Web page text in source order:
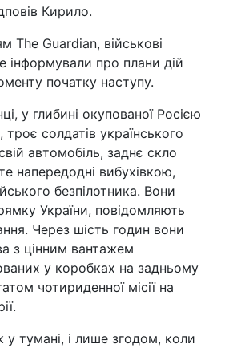
Кирило.
The Guardian, військові
інформували про плани дій
початку наступу.
у глибині окупованої Росією
троє солдатів українського
автомобіль, заднє скло
напередодні вибухівкою,
безпілотника. Вони
України, повідомляють
Через шість годин вони
з цінним вантажем
у коробках на задньому
чотириденної місії на
у тумані, і лише згодом, коли